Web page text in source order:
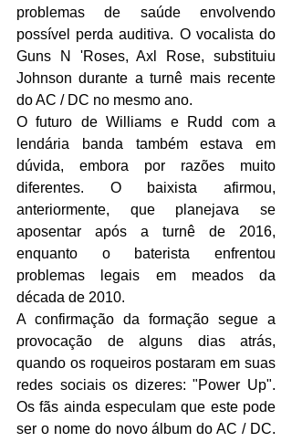
problemas de saúde envolvendo
possível perda auditiva. O vocalista do
Guns N 'Roses, Axl Rose, substituiu
Johnson durante a turnê mais recente
do AC / DC no mesmo ano.
O futuro de Williams e Rudd com a
lendária banda também estava em
dúvida, embora por razões muito
diferentes. O baixista afirmou,
anteriormente, que planejava se
aposentar após a turnê de 2016,
enquanto o baterista enfrentou
problemas legais em meados da
década de 2010.
A confirmação da formação segue a
provocação de alguns dias atrás,
quando os roqueiros postaram em suas
redes sociais os dizeres: "Power Up".
Os fãs ainda especulam que este pode
ser o nome do novo álbum do AC / DC.